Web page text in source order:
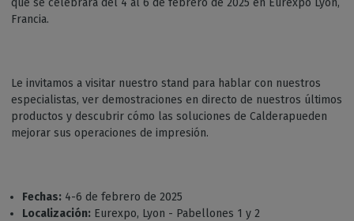
que se celebrará del 4 al 6 de febrero de 2025 en Eurexpo Lyon,
Francia.
Le invitamos a visitar nuestro stand para hablar con nuestros
especialistas, ver demostraciones en directo de nuestros últimos
productos y descubrir cómo las soluciones de Calderapueden
mejorar sus operaciones de impresión.
Fechas: 4-6 de febrero de 2025
Localización: Eurexpo, Lyon - Pabellones 1 y 2